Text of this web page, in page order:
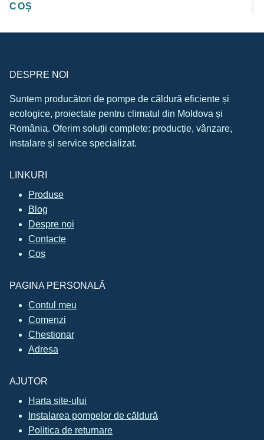
COȘ
DESPRE NOI
Suntem producători de pompe de căldură eficiente și
ecologice, proiectate pentru climatul din Moldova și
România. Oferim soluții complete: producție, vânzare,
instalare și service specializat.
LINKURI
Produse
Blog
Despre noi
Contacte
Coș
PAGINA PERSONALĂ
Contul meu
Comenzi
Chestionar
Adresa
AJUTOR
Harta site-ului
Instalarea pompelor de căldură
Politica de returnare